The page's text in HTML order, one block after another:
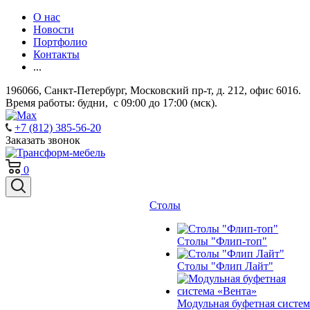
О нас
Новости
Портфолио
Контакты
...
196066, Санкт-Петербург, Московский пр-т, д. 212, офис 6016.
Время работы: будни, с 09:00 до 17:00 (мск).
+7 (812) 385-56-20
Заказать звонок
0
Столы
Столы "Флип-топ"
Столы "Флип Лайт"
Модульная буфетная